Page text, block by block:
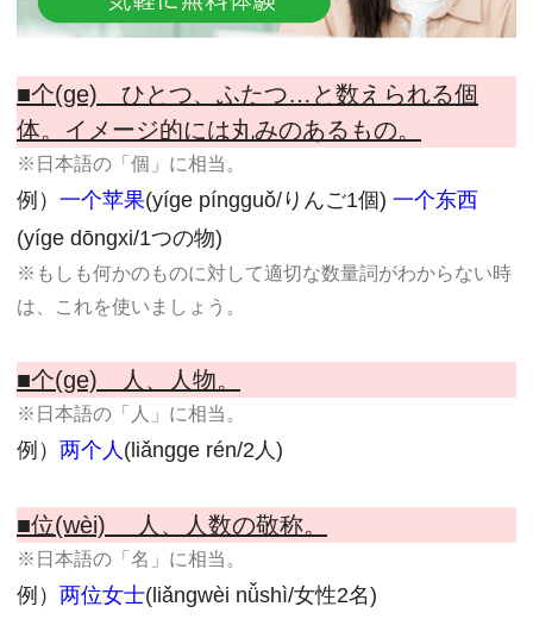
■个(ge) ひとつ、ふたつ…と数えられる個
体。イメージ的には丸みのあるもの。
※日本語の「個」に相当。
例） 一个苹果(yíge píngguǒ/りんご1個) 一个东西
(yíge dōngxi/1つの物)
※もしも何かのものに対して適切な数量詞がわからない時
は、これを使いましょう。
■个(ge) 人、人物。
※日本語の「人」に相当。
例） 两个人 (liǎngge rén/2人)
■位(wèi) 人、人数の敬称。
※日本語の「名」に相当。
例） 两位女士(liǎngwèi nǚshì/女性2名)